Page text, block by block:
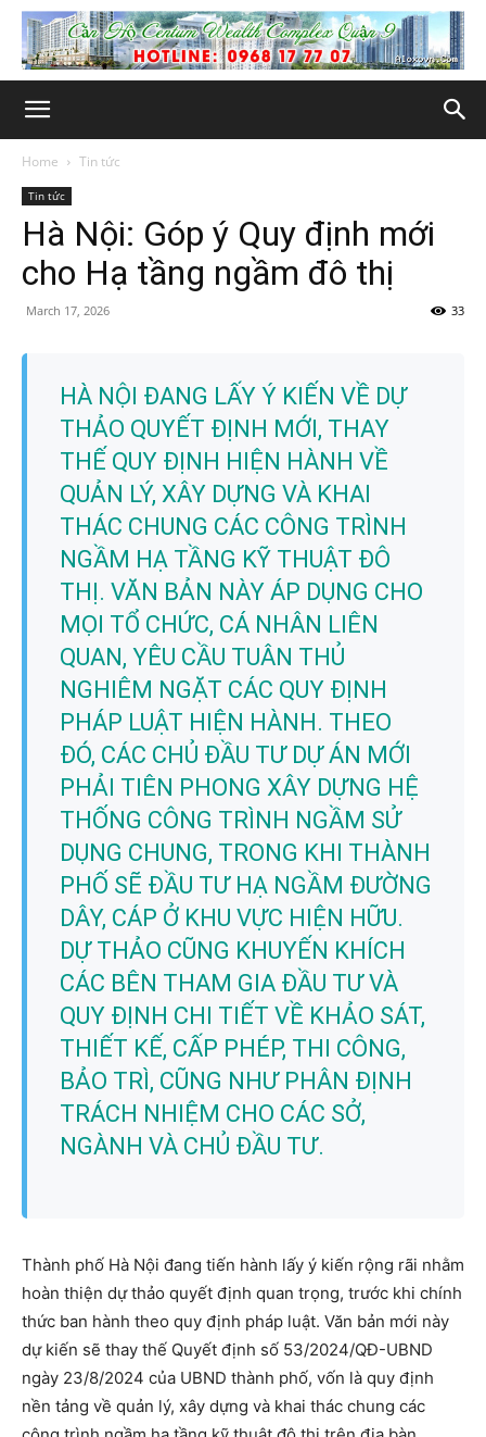
Home Tin tức
Tin tức
Hà Nội: Góp ý Quy định mới
cho Hạ tầng ngầm đô thị
March 17, 2026 33
HÀ NỘI ĐANG LẤY Ý KIẾN VỀ DỰ
THẢO QUYẾT ĐỊNH MỚI, THAY
THẾ QUY ĐỊNH HIỆN HÀNH VỀ
QUẢN LÝ, XÂY DỰNG VÀ KHAI
THÁC CHUNG CÁC CÔNG TRÌNH
NGẦM HẠ TẦNG KỸ THUẬT ĐÔ
THỊ. VĂN BẢN NÀY ÁP DỤNG CHO
MỌI TỔ CHỨC, CÁ NHÂN LIÊN
QUAN, YÊU CẦU TUÂN THỦ
NGHIÊM NGẶT CÁC QUY ĐỊNH
PHÁP LUẬT HIỆN HÀNH. THEO
ĐÓ, CÁC CHỦ ĐẦU TƯ DỰ ÁN MỚI
PHẢI TIÊN PHONG XÂY DỰNG HỆ
THỐNG CÔNG TRÌNH NGẦM SỬ
DỤNG CHUNG, TRONG KHI THÀNH
PHỐ SẼ ĐẦU TƯ HẠ NGẦM ĐƯỜNG
DÂY, CÁP Ở KHU VỰC HIỆN HỮU.
DỰ THẢO CŨNG KHUYẾN KHÍCH
CÁC BÊN THAM GIA ĐẦU TƯ VÀ
QUY ĐỊNH CHI TIẾT VỀ KHẢO SÁT,
THIẾT KẾ, CẤP PHÉP, THI CÔNG,
BẢO TRÌ, CŨNG NHƯ PHÂN ĐỊNH
TRÁCH NHIỆM CHO CÁC SỞ,
NGÀNH VÀ CHỦ ĐẦU TƯ.
Thành phố Hà Nội đang tiến hành lấy ý kiến rộng rãi nhằm
hoàn thiện dự thảo quyết định quan trọng, trước khi chính
thức ban hành theo quy định pháp luật. Văn bản mới này
dự kiến sẽ thay thế Quyết định số 53/2024/QĐ-UBND
ngày 23/8/2024 của UBND thành phố, vốn là quy định
nền tảng về quản lý, xây dựng và khai thác chung các